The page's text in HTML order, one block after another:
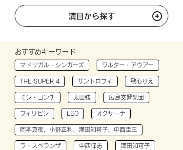
演目から探す
おすすめキーワード
マドリガル・シンガーズ ワルター・アウアー
THE SUPER 4 サントロフィ 歌心りえ
ミン・ヨンチ 太田弦 広島交響楽団
フィリピン LEO オクサーナ
岡本真夜、小野正利、澤田知可子、中西圭三
ラ・スペランザ 中西保志 澤田知可子